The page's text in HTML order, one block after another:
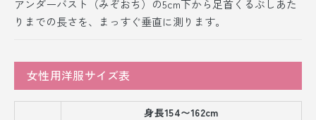
アンダーバスト（みぞおち）の5cm下から足首くるぶしあた
りまでの長さを、まっすぐ垂直に測ります。
女性用洋服サイズ表
身長154〜162cm